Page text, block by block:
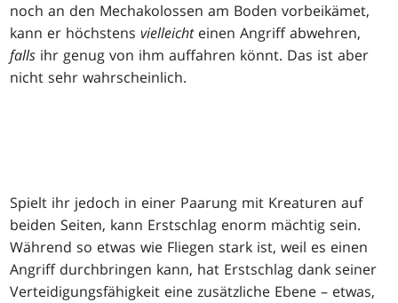
noch an den Mechakolossen am Boden vorbeikämet,
kann er höchstensvielleichteinen Angriff abwehren,
falls ihr genug von ihm auffahren könnt. Das ist aber
nicht sehr wahrscheinlich.
Spielt ihr jedoch in einer Paarung mit Kreaturen auf
beiden Seiten, kann Erstschlag enorm mächtig sein.
Während so etwas wie Fliegen stark ist, weil es einen
Angriff durchbringen kann, hat Erstschlag dank seiner
Verteidigungsfähigkeit eine zusätzliche Ebene – etwas,